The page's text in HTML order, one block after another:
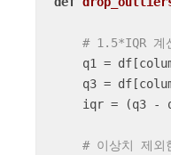
# 1.5*IQR 계
q1 =
q3 =
iqr = (q3
# 이상치 제외